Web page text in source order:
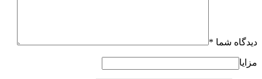
دیدگاه شما *
مزایا